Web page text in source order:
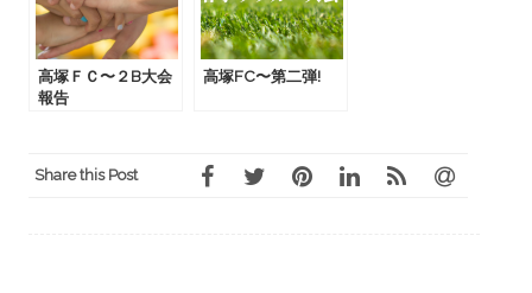
高塚ＦＣ〜２B大会
報告
高塚FC〜第二弾!
Share this Post